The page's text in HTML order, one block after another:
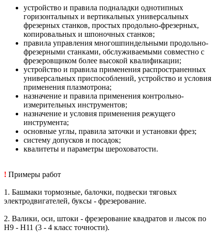
устройство и правила подналадки однотипных
горизонтальных и вертикальных универсальных
фрезерных станков, простых продольно-фрезерных,
копировальных и шпоночных станков;
правила управления многошпиндельными продольно-
фрезерными станками, обслуживаемыми совместно с
фрезеровщиком более высокой квалификации;
устройство и правила применения распространенных
универсальных приспособлений, устройство и условия
применения плазмотрона;
назначение и правила применения контрольно-
измерительных инструментов;
назначение и условия применения режущего
инструмента;
основные углы, правила заточки и установки фрез;
систему допусков и посадок;
квалитеты и параметры шероховатости.
! Примеры работ
1. Башмаки тормозные, балочки, подвески тяговых
электродвигателей, буксы - фрезерование.
2. Валики, оси, штоки - фрезерование квадратов и лысок по
Н9 - Н11 (3 - 4 класс точности).